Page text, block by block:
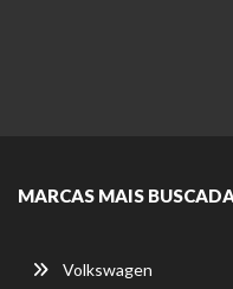
MARCAS MAIS
Volkswagen